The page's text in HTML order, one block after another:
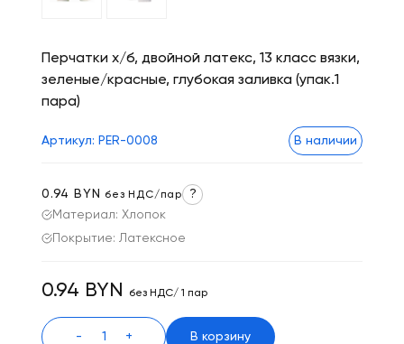
Перчатки х/б, двойной латекс, 13 класс вязки,
зеленые/красные, глубокая заливка (упак.1
пара)
Артикул: PER-0008 В наличии
Материал: Хлопок
Покрытие: Латексное
0.94 BYN без НДС/пар ?
0.94 BYN без НДС/ 1 пар
- + В корзину